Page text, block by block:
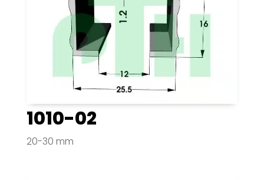
1010-02
20-30 mm